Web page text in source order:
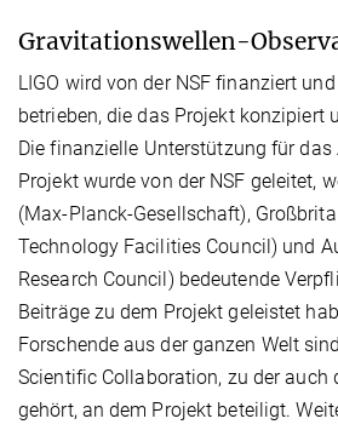
Gravitationswellen-
LIGO wird von der NSF finanziert
betrieben, die das Projekt konzipiert
Die finanzielle Unterstützung für das
Projekt wurde von der NSF geleitet,
(Max-Planck-Gesellschaft),
Technology Facilities Council) und
Research Council) bedeutende
Beiträge zu dem Projekt geleistet
Forschende aus der ganzen Welt
Scientific Collaboration, zu der auch
gehört, an dem Projekt beteiligt.